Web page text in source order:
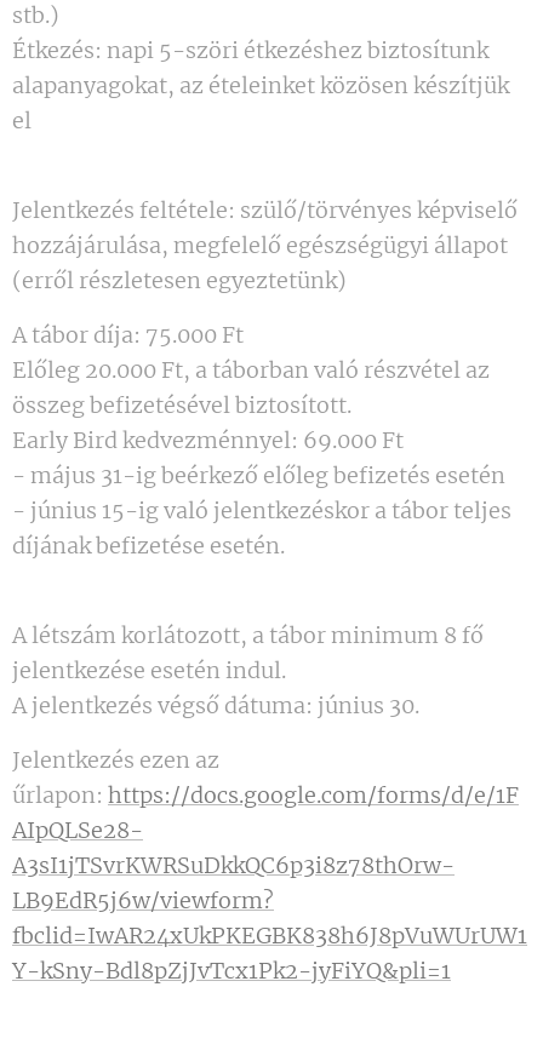
stb.)
Étkezés: napi 5-szöri étkezéshez biztosítunk
alapanyagokat, az ételeinket közösen készítjük
el
Jelentkezés feltétele: szülő/törvényes képviselő
hozzájárulása, megfelelő egészségügyi állapot
(erről részletesen egyeztetünk)
A tábor díja: 75.000 Ft
Előleg 20.000 Ft, a táborban való részvétel az
összeg befizetésével biztosított.
Early Bird kedvezménnyel: 69.000 Ft
- május 31-ig beérkező előleg befizetés esetén
- június 15-ig való jelentkezéskor a tábor teljes
díjának befizetése esetén.
A létszám korlátozott, a tábor minimum 8 fő
jelentkezése esetén indul.
A jelentkezés végső dátuma: június 30.
Jelentkezés ezen az
űrlapon: https://docs.google.com/forms/d/e/1F
AIpQLSe28-
A3sI1jTSvrKWRSuDkkQC6p3i8z78thOrw-
LB9EdR5j6w/viewform?
fbclid=IwAR24xUkPKEGBK838h6J8pVuWUrUW1
Y-kSny-Bdl8pZjJvTcx1Pk2-jyFiYQ&pli=1